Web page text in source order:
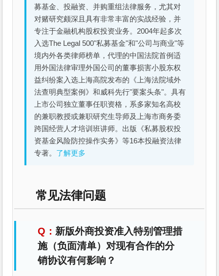
募基金、投融资、并购重组法律服务，尤其对
对赌研究颇深且具有非常丰富的实战经验，并
专注于金融机构股权投资业务。2004年起多次
入选The Legal 500"私募基金"和"公司与商业"等
境内外各类律师榜单，代理的中国法院首例适
用外国法律审理外国公司的董事损害小股东权
益纠纷案入选上海高院发布的《上海法院域外
法查明典型案例》和威科先行"要案头条"。具有
上市公司独立董事任职资格，系多家知名高校
的兼职教授或兼职研究生导师及上海市商务委
跨国经营人才培训班讲师。出版《私募股权投
资基金风险防控操作实务》等16本投融资法律
专著。 了解更多
常见法律问题
新版外商投资准入特别管理措
施（负面清单）对现有合作的分
销协议有何影响？